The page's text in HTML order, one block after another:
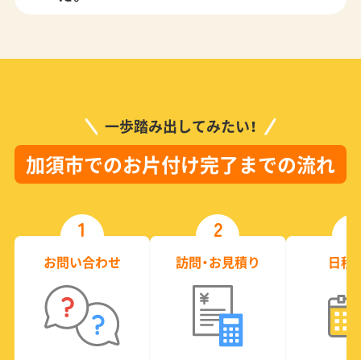
一歩踏み出してみたい！
加須市でのお片付け完了までの流れ
1
お問い合わせ
2
訪問・お見積り 日程